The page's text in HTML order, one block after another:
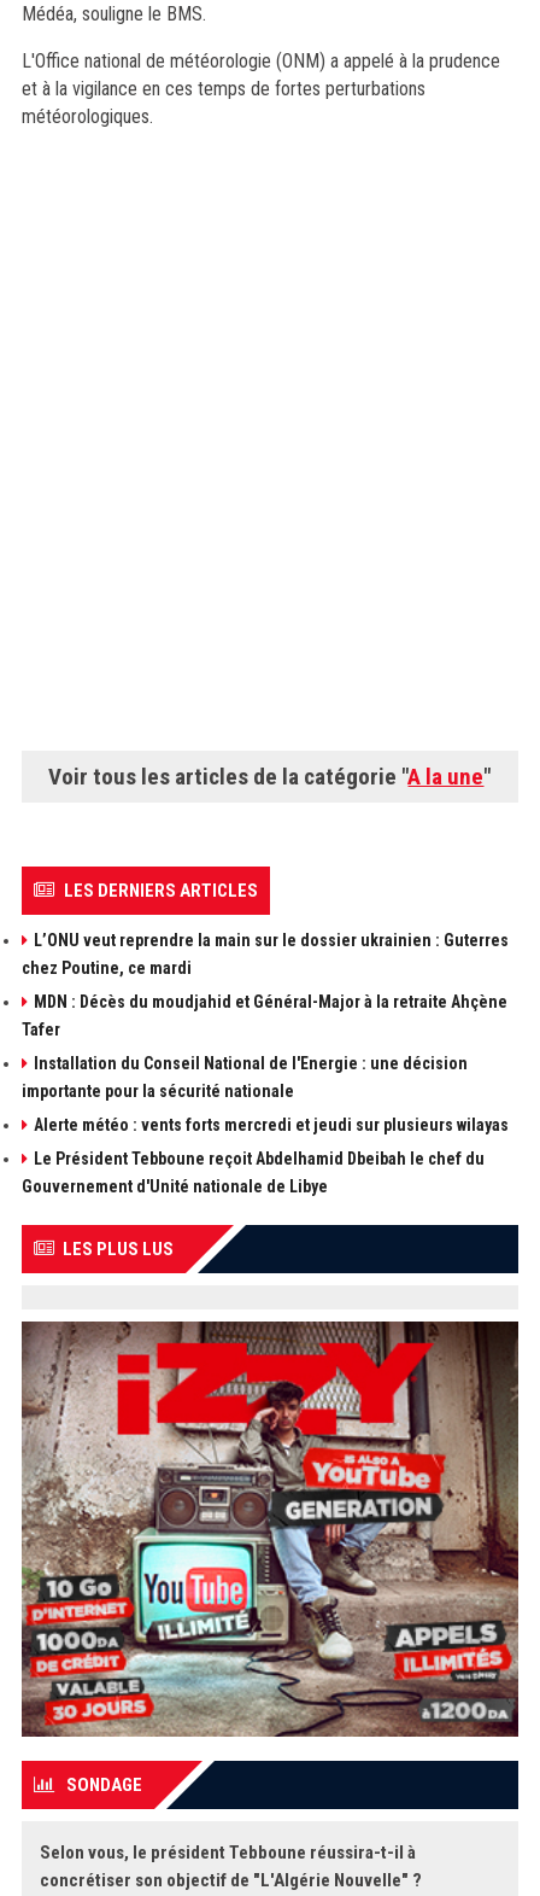
Médéa, souligne le BMS.
L'Office national de météorologie (ONM) a appelé à la prudence
et à la vigilance en ces temps de fortes perturbations
météorologiques.
Voir tous les articles de la catégorie "A la une"
LES DERNIERS ARTICLES
L’ONU veut reprendre la main sur le dossier ukrainien : Guterres
chez Poutine, ce mardi
MDN : Décès du moudjahid et Général-Major à la retraite Ahçène
Tafer
Installation du Conseil National de l'Energie : une décision
importante pour la sécurité nationale
Alerte météo : vents forts mercredi et jeudi sur plusieurs wilayas
Le Président Tebboune reçoit Abdelhamid Dbeibah le chef du
Gouvernement d'Unité nationale de Libye
LES PLUS LUS
SONDAGE
Selon vous, le président Tebboune réussira-t-il à
concrétiser son objectif de "L'Algérie Nouvelle" ?